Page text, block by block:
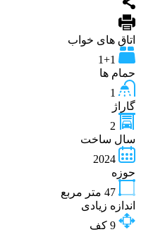
اتاق های خواب
1+1
حمام ها
1
گاراژ
2
سال ساخت
2024
حوزه
47 متر مربع
اندازه زیادی
9 کف